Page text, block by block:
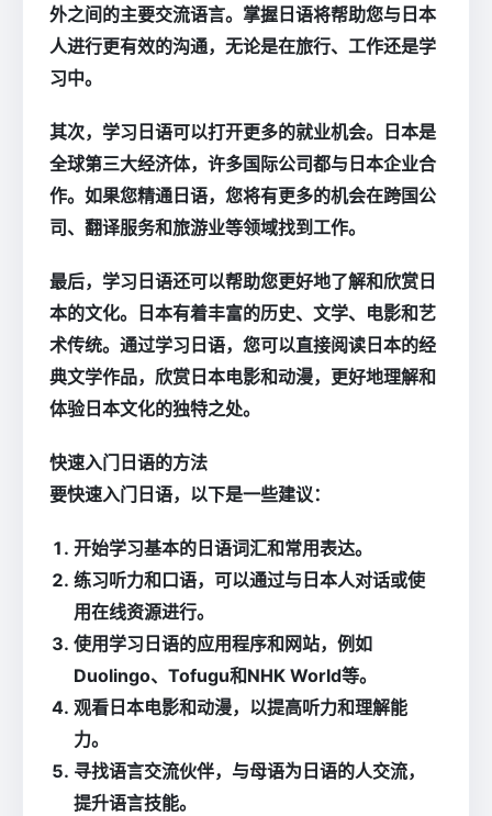
外之间的主要交流语言。掌握日语将帮助您与日本
人进行更有效的沟通，无论是在旅行、工作还是学
习中。
其次，学习日语可以打开更多的就业机会。日本是
全球第三大经济体，许多国际公司都与日本企业合
作。如果您精通日语，您将有更多的机会在跨国公
司、翻译服务和旅游业等领域找到工作。
最后，学习日语还可以帮助您更好地了解和欣赏日
本的文化。日本有着丰富的历史、文学、电影和艺
术传统。通过学习日语，您可以直接阅读日本的经
典文学作品，欣赏日本电影和动漫，更好地理解和
体验日本文化的独特之处。
快速入门日语的方法
要快速入门日语，以下是一些建议：
开始学习基本的日语词汇和常用表达。
练习听力和口语，可以通过与日本人对话或使
用在线资源进行。
使用学习日语的应用程序和网站，例如
Duolingo、Tofugu和NHK World等。
观看日本电影和动漫，以提高听力和理解能
力。
寻找语言交流伙伴，与母语为日语的人交流，
提升语言技能。